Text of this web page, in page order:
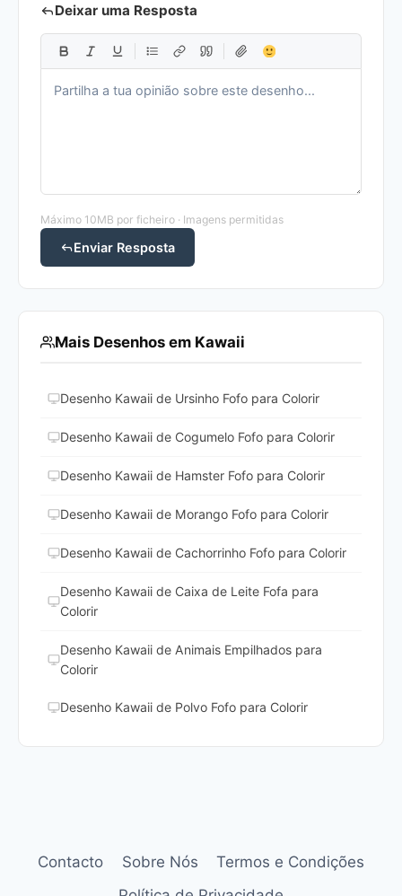
Deixar uma Resposta
Máximo 10MB por ficheiro · Imagens permitidas
Enviar Resposta
Mais Desenhos em Kawaii
Desenho Kawaii de Ursinho Fofo para Colorir
Desenho Kawaii de Cogumelo Fofo para Colorir
Desenho Kawaii de Hamster Fofo para Colorir
Desenho Kawaii de Morango Fofo para Colorir
Desenho Kawaii de Cachorrinho Fofo para Colorir
Desenho Kawaii de Caixa de Leite Fofa para
Colorir
Desenho Kawaii de Animais Empilhados para
Colorir
Desenho Kawaii de Polvo Fofo para Colorir
Contacto Sobre Nós
Termos e Condições